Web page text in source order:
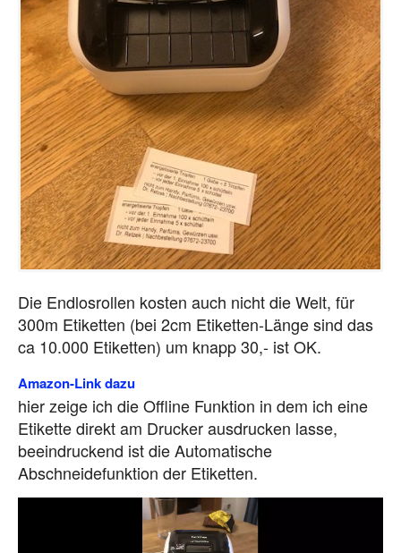
Die Endlosrollen kosten auch nicht die Welt, für
300m Etiketten (bei 2cm Etiketten-Länge sind das
ca 10.000 Etiketten) um knapp 30,- ist OK.
Amazon-Link dazu
hier zeige ich die Offline Funktion in dem ich eine
Etikette direkt am Drucker ausdrucken lasse,
beeindruckend ist die Automatische
Abschneidefunktion der Etiketten.